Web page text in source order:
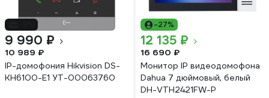
9 990 ₽
10 989 ₽
IP-домофония Hikvision DS-
KH6100-E1 УТ-00063760
-27%
12 135 ₽
16 690 ₽
Монитор IP видеодомофона
Dahua 7 дюймовый, белый
DH-VTH2421FW-P